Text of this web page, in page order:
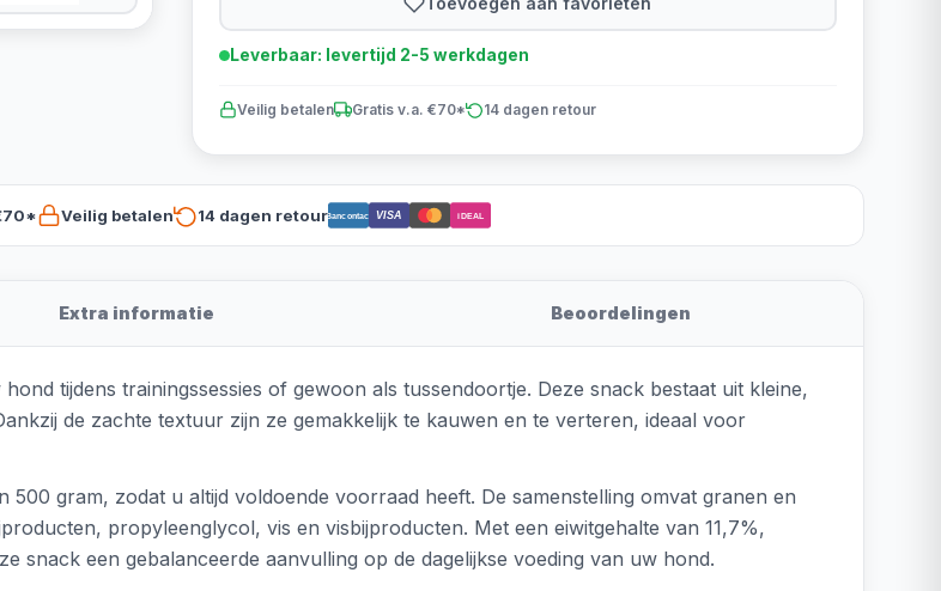
Leverbaar: levertijd 2-5 werkdagen
Veilig betalen Gratis v.a. €70* 14 dagen retour
Veilig betalen 14 dagen retourBancontact VISA iDEAL
Extra informatie Beoordelingen
tijdens trainingssessies of gewoon als tussendoortje. Deze snack bestaat uit kleine,
de zachte textuur zijn ze gemakkelijk te kauwen en te verteren, ideaal voor
gram, zodat u altijd voldoende voorraad heeft. De samenstelling omvat granen en
propyleenglycol, vis en visbijproducten. Met een eiwitgehalte van 11,7%,
snack een gebalanceerde aanvulling op de dagelijkse voeding van uw hond.